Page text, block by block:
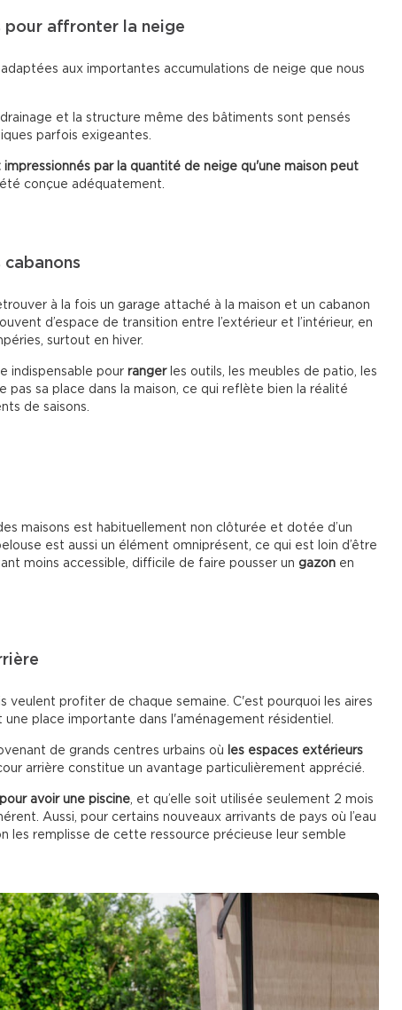
pour affronter la neige
aux importantes accumulations de neige que nous
et la structure même des bâtiments sont pensés
parfois exigeantes.
impressionnés par la quantité de neige qu'une maison peut
conçue adéquatement.
à la fois un garage attaché à la maison et un cabanon
d’espace de transition entre l’extérieur et l’intérieur, en
surtout en hiver.
indispensable pour rangerles outils, les meubles de patio, les
pas sa place dans la maison, ce qui reflète bien la réalité
de saisons.
maisons est habituellement non clôturée et dotée d’un
est aussi un élément omniprésent, ce qui est loin d’être
moins accessible, difficile de faire pousser un gazon en
veulent profiter de chaque semaine. C'est pourquoi les aires
place importante dans l'aménagement résidentiel.
de grands centres urbains où
les espaces extérieurs
arrière constitue un avantage particulièrement apprécié.
avoir une piscine, et qu’elle soit utilisée seulement 2 mois
Aussi, pour certains nouveaux arrivants de pays où l’eau
les remplisse de cette ressource précieuse leur semble